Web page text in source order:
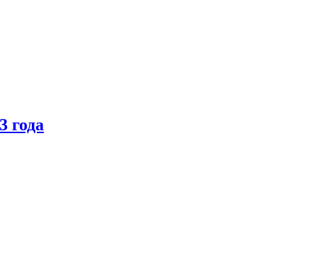
года